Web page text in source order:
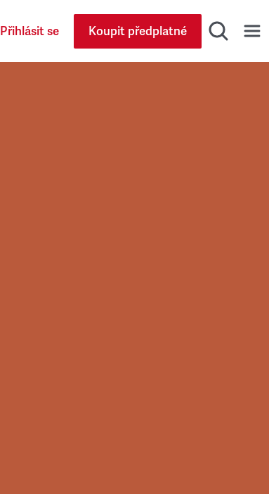
Přihlásit se Koupit předplatné